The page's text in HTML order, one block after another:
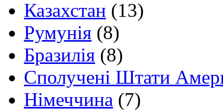
Казахстан (13)
Румунія (8)
Бразилія (8)
Сполучені Штати
Німеччина (7)